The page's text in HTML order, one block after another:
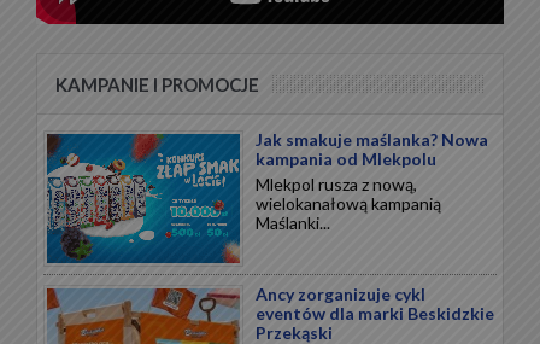
KAMPANIE I PROMOCJE
Jak smakuje maślanka? Nowa
kampania od Mlekpolu
Mlekpol rusza z nową,
wielokanałową kampanią
Maślanki...
Ancy zorganizuje cykl
eventów dla marki Beskidzkie
Przekąski